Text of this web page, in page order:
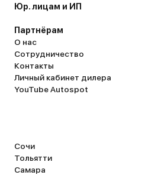
Юр. лицам и ИП
Партнёрам
О нас
Сотрудничество
Контакты
Личный кабинет дилера
YouTube Autospot
Сочи
Тольятти
Самара